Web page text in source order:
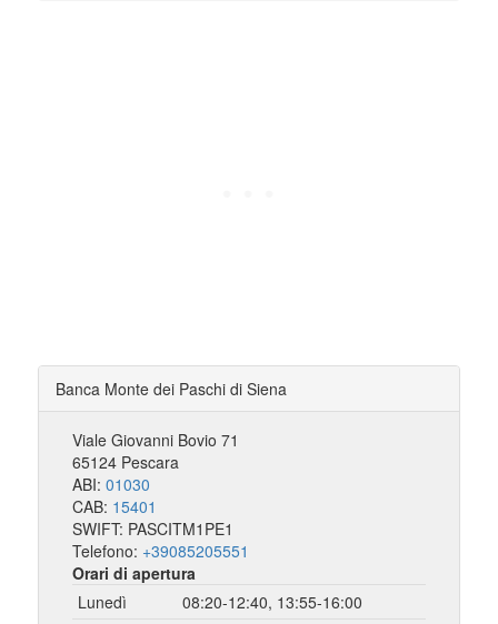
Banca Monte dei Paschi di Siena
Viale Giovanni Bovio 71
65124 Pescara
ABI: 01030
CAB: 15401
SWIFT: PASCITM1PE1
Telefono: +39085205551
Orari di apertura
Lunedì
08:20-12:40, 13:55-16:00